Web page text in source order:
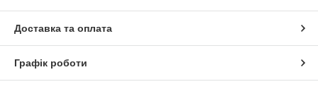
Доставка та оплата
Графік роботи